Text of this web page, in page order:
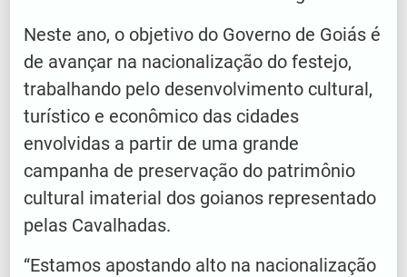
Neste ano, o objetivo do Governo de Goiás é
de avançar na nacionalização do festejo,
trabalhando pelo desenvolvimento cultural,
turístico e econômico das cidades
envolvidas a partir de uma grande
campanha de preservação do patrimônio
cultural imaterial dos goianos representado
pelas Cavalhadas.
“Estamos apostando alto na nacionalização